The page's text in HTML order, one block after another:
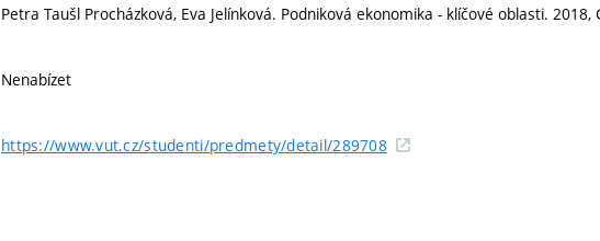
Petra Taušl Procházková, Eva Jelínková. Podniková ekonomika - klíčové oblasti. 2018,
Nenabízet
https://www.vut.cz/studenti/predmety/detail/289708